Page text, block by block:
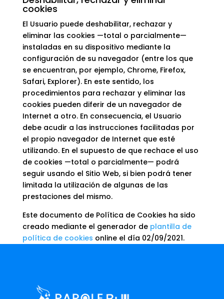
cookies
El Usuario puede deshabilitar, rechazar y
eliminar las cookies —total o parcialmente—
instaladas en su dispositivo mediante la
configuración de su navegador (entre los que
se encuentran, por ejemplo, Chrome, Firefox,
Safari, Explorer). En este sentido, los
procedimientos para rechazar y eliminar las
cookies pueden diferir de un navegador de
Internet a otro. En consecuencia, el Usuario
debe acudir a las instrucciones facilitadas por
el propio navegador de Internet que esté
utilizando. En el supuesto de que rechace el uso
de cookies —total o parcialmente— podrá
seguir usando el Sitio Web, si bien podrá tener
limitada la utilización de algunas de las
prestaciones del mismo.
Este documento de Política de Cookies ha sido
creado mediante el generador de plantilla de
política de cookies online el día 02/09/2021.